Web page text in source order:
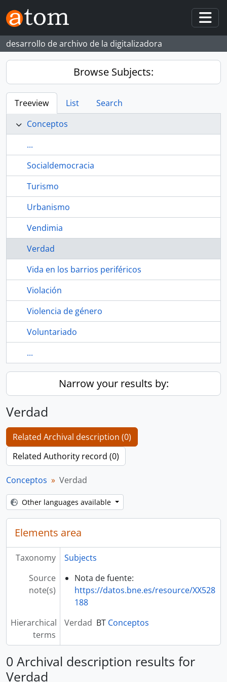
Skip to main content
desarrollo de archivo de la digitalizadora
Browse Subjects:
Treeview List
Search
Conceptos
...
Socialdemocracia
Turismo
Urbanismo
Vendimia
Verdad
Vida en los barrios periféricos
Violación
Violencia de género
Voluntariado
...
Narrow your results by:
Verdad
Related Archival description (0)
Related Authority record (0)
Conceptos Verdad
Other languages available
Elements area
Taxonomy
Subjects
Source
note(s)
Nota de fuente:
https://datos.bne.es/resource/XX528
188
Hierarchical
terms
Verdad BT Conceptos
0 Archival description results for
Verdad